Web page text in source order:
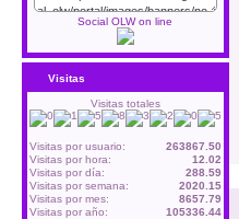
Social OLW on line
Visitas
Visitas totales
Visitas por usuario:
263867.50
Visitas por hora:
12.02
Visitas por día:
288.59
Visitas por semana:
2020.15
Visitas por mes:
8657.79
Visitas por año:
105336.44